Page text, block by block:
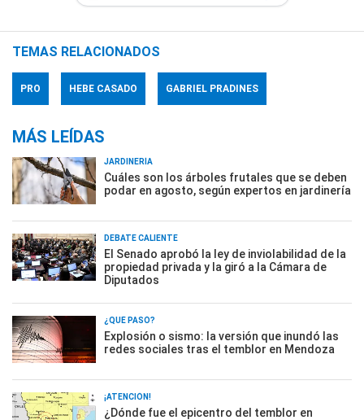
TEMAS RELACIONADOS
PRO HEBE CASADO GABRIEL PRADINES
MÁS LEÍDAS
JARDINERÍA
Cuáles son los árboles frutales que se deben
podar en agosto, según expertos en jardinería
DEBATE CALIENTE
El Senado aprobó la ley de inviolabilidad de la
propiedad privada y la giró a la Cámara de
Diputados
¿QUÉ PASÓ?
Explosión o sismo: la versión que inundó las
redes sociales tras el temblor en Mendoza
¡ATENCIÓN!
¿Dónde fue el epicentro del temblor en